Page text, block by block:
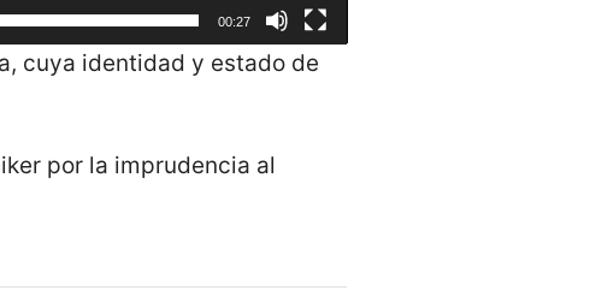
00:27
cuya identidad y estado de
por la imprudencia al